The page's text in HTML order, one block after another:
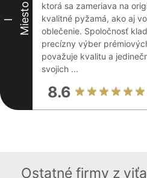
I Miesto
ktorá sa zameriava na
kvalitné pyžamá, ako aj
oblečenie. Spoločnosť
precízny výber
považuje kvalitu a
svojich ...
8.6
Ostatné firmy z